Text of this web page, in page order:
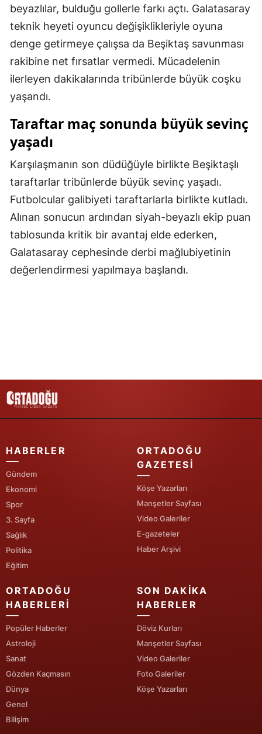
Kahramanmaraş
Muğla
Muş
Niğde
Rize
Sakarya
Samsun
Siirt
Sinop
Şanlıurfa
Uşak
Yozgat
Zonguldak
Aksaray
Karaman
Kırıkkale
Şırnak
Bartın
beyazlılar, bulduğu gollerle farkı açtı. Galatasaray
teknik heyeti oyuncu değişiklikleriyle oyuna
denge getirmeye çalışsa da Beşiktaş savunması
rakibine net fırsatlar vermedi. Mücadelenin
ilerleyen dakikalarında tribünlerde büyük coşku
yaşandı.
Taraftar maç sonunda büyük sevinç
yaşadı
Karşılaşmanın son düdüğüyle birlikte Beşiktaşlı
taraftarlar tribünlerde büyük sevinç yaşadı.
Futbolcular galibiyeti taraftarlarla birlikte kutladı.
Alınan sonucun ardından siyah-beyazlı ekip puan
tablosunda kritik bir avantaj elde ederken,
Galatasaray cephesinde derbi mağlubiyetinin
değerlendirmesi yapılmaya başlandı.
HABERLER
Gündem
Ekonomi
Spor
3. Sayfa
Sağlık
Politika
Eğitim
ORTADOĞU
GAZETESI
Köşe Yazarları
Manşetler Sayfası
Video Galeriler
E-gazeteler
Haber Arşivi
ORTADOĞU
HABERLERI
Popüler Haberler
Astroloji
Sanat
Gözden Kaçmasın
Dünya
Genel
Bilişim
SON DAKIKA
HABERLER
Döviz Kurları
Manşetler Sayfası
Video Galeriler
Foto Galeriler
Köşe Yazarları